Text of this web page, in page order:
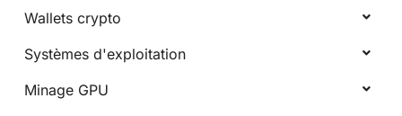
Wallets crypto
Systèmes d'exploitation
Minage GPU